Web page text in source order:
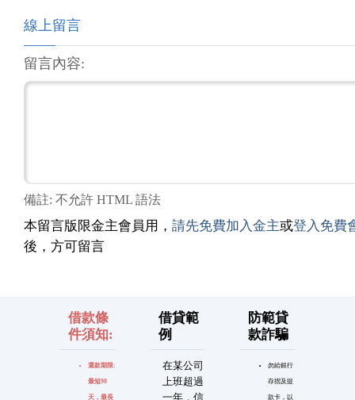
線上留言
留言內容:
備註: 不允許 HTML 語法
本留言版限金主會員用， 請先免費加入金主或登入免費
後，方可留言
借款條
件須知:
還款期限:
最短90
天，最長
借貸範
例
在某公司
上班超過
一年，信
防範貸
款詐騙
勿給銀行
存摺及提
款卡，以